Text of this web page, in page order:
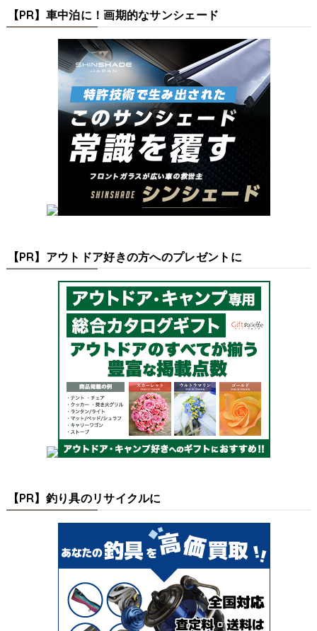
【PR】車中泊に！画期的なサンシェード
【PR】アウトドア好きの方へのプレゼントに
【PR】釣り具のリサイクルに